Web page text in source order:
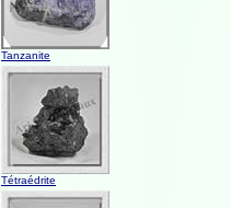
Tanzanite
Tétraédrite